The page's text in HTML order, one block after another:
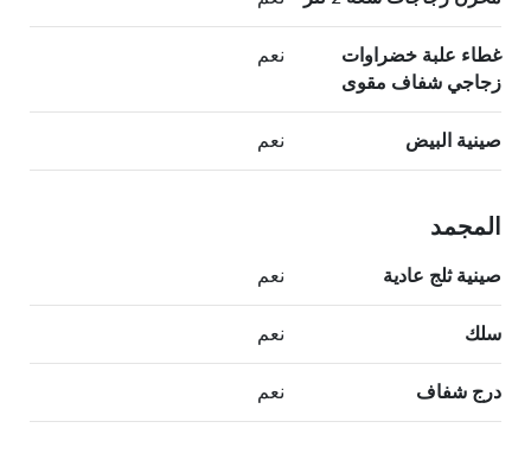
غطاء علبة خضراوات
زجاجي شفاف مقوى
نعم
صينية البيض نعم
المجمد
صينية ثلج عادية نعم
سلك نعم
درج شفاف نعم